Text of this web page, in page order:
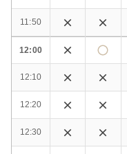
11:50
12:00
12:10
12:20
12:30